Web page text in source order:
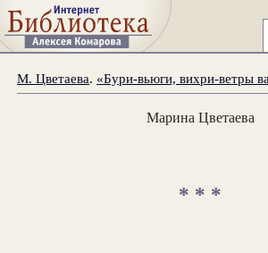
М. Цветаева. «Бури-вьюги, вихри-ветры
Марина Цветаева
* * *